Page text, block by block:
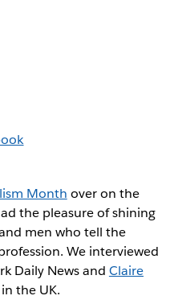
Month over on the
the pleasure of shining
men who tell the
We interviewed
Daily News and Claire
the UK.